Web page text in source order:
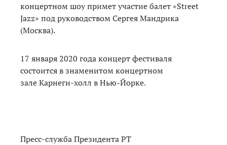
концертном шоу примет участие балет «Street
Jazz» под руководством Сергея Мандрика
(Москва).
17 января 2020 года концерт фестиваля
состоится в знаменитом концертном
зале Карнеги-холл в Нью-Йорке.
Пресс-служба Президента РТ